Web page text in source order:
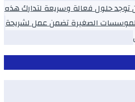
توجد حلول فعالة وسريعة لتدارك هذه
الموسسات الصغيرة تضمن عمل لشريحة